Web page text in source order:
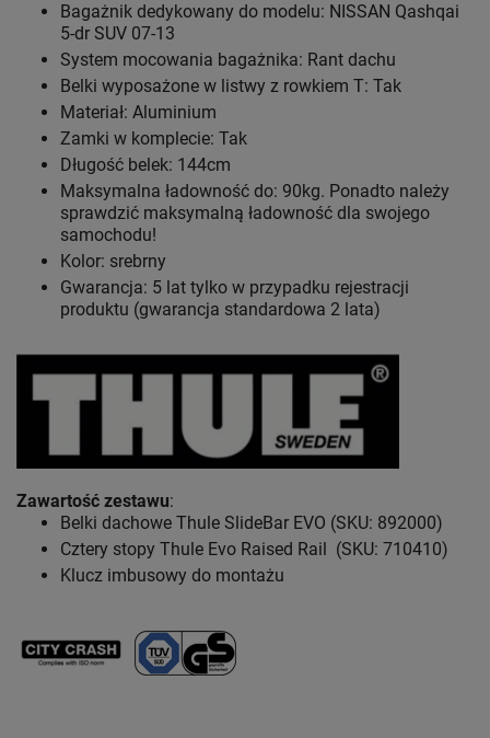
Bagażnik dedykowany do modelu: NISSAN Qashqai
5-dr SUV 07-13
System mocowania bagażnika: Rant dachu
Belki wyposażone w listwy z rowkiem T: Tak
Materiał: Aluminium
Zamki w komplecie: Tak
Długość belek: 144cm
Maksymalna ładowność do: 90kg. Ponadto należy
sprawdzić maksymalną ładowność dla swojego
samochodu!
Kolor: srebrny
Gwarancja: 5 lat tylko w przypadku rejestracji
produktu (gwarancja standardowa 2 lata)
Zawartość zestawu:
Belki dachowe Thule SlideBar EVO (SKU: 892000)
Cztery stopy Thule Evo Raised Rail (SKU: 710410)
Klucz imbusowy do montażu